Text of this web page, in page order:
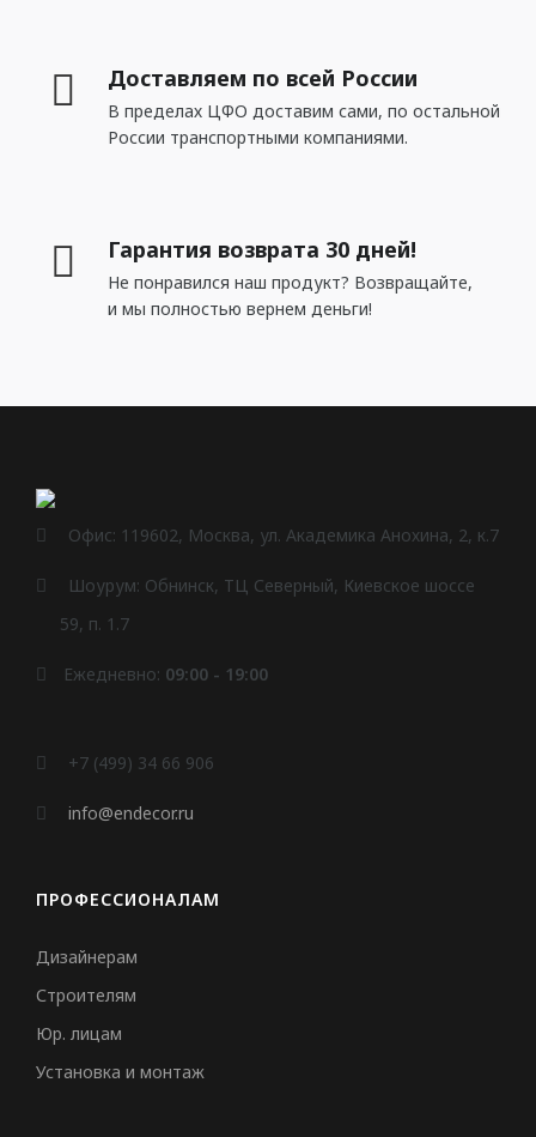
СВЕТИЛЬНИКИ
Потолочные
Встраиваемые
Настенные
Светодиодная лента
Доставляем по всей России
В пределах ЦФО доставим сами, по остальной
России транспортными компаниями.
Гарантия возврата 30 дней!
Не понравился наш продукт? Возвращайте,
и мы полностью вернем деньги!
Офис: 119602, Москва, ул. Академика Анохина, 2, к.7
Шоурум: Обнинск, ТЦ Северный, Киевское шоссе
59, п. 1.7
Ежедневно: 09:00 - 19:00
+7 (499) 34 66 906
info@endecor.ru
ПРОФЕССИОНАЛАМ
Дизайнерам
Строителям
Юр. лицам
Установка и монтаж